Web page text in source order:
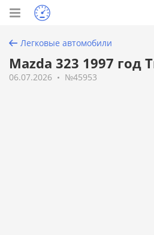
Легковые автомобили
Mazda 323 1997 год
06.07.2026 №45953